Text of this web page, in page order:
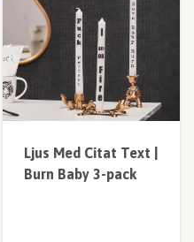
Ljus Med Citat Text |
Burn Baby 3-pack